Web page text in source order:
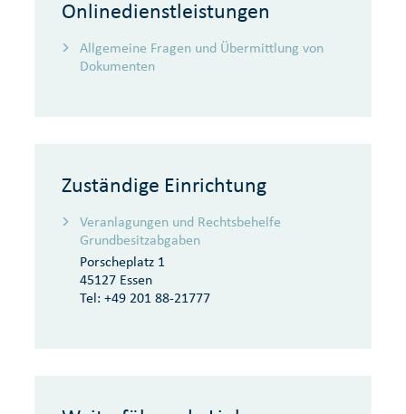
Onlinedienstleistungen
Allgemeine Fragen und Übermittlung von
Dokumenten
Zuständige Einrichtung
Veranlagungen und Rechtsbehelfe
Grundbesitzabgaben
Porscheplatz 1
45127 Essen
Tel: +49 201 88-21777